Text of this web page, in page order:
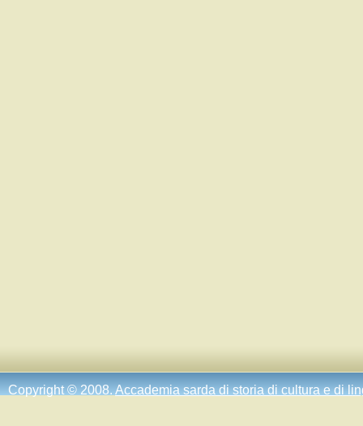
Copyright © 2008.Accademia sarda di storia di cultura e di